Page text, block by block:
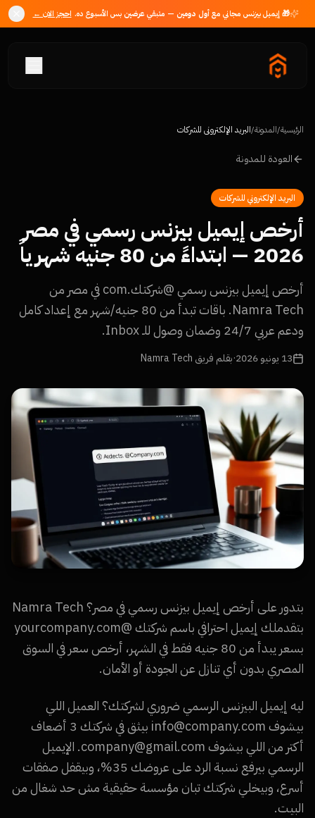
🎁 إيميل بيزنس مجاني معأول دومين — متبقي عرضينبس الأسبوع ده. احجز الان ←
الرئيسية/المدونة/البريد الإلكتروني للشركات
العودة للمدونة
البريد الإلكتروني للشركات
أرخص إيميل بيزنس رسمي في مصر
2026 — ابتداءً من 80 جنيه شهرياً
أرخص إيميل بيزنس رسمي @شركتك.com في مصر من
Namra Tech. باقات تبدأ من 80 جنيه/شهر مع إعداد كامل
ودعم عربي 24/7 وضمان وصول للـ Inbox.
13 يونيو 2026 ·بقلم فريق Namra Tech
بتدور على أرخص إيميل بيزنس رسمي في مصر؟ Namra Tech
بتقدملك إيميل احترافي باسم شركتك @yourcompany.com
بسعر يبدأ من 80 جنيه فقط في الشهر، أرخص سعر في السوق
المصري بدون أي تنازل عن الجودة أو الأمان.
ليه إيميل البيزنس الرسمي ضروري لشركتك؟ العميل اللي
بيشوف info@company.com بيثق في شركتك 3 أضعاف
أكتر من اللي بيشوف company@gmail.com. الإيميل
الرسمي بيرفع نسبة الرد على عروضك 35%، وبيقفل صفقات
أسرع، وبيخلي شركتك تبان مؤسسة حقيقية مش حد شغال من
البيت.